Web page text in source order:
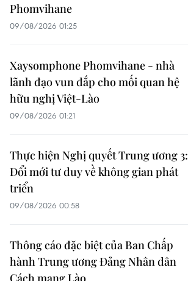
Phomvihane
09/08/2026 01:25
Xaysomphone Phomvihane - nhà
lãnh đạo vun đắp cho mối quan hệ
hữu nghị Việt-Lào
09/08/2026 01:21
Thực hiện Nghị quyết Trung ương 3:
Đổi mới tư duy về không gian phát
triển
09/08/2026 00:58
Thông cáo đặc biệt của Ban Chấp
hành Trung ương Đảng Nhân dân
Cách mạng Lào